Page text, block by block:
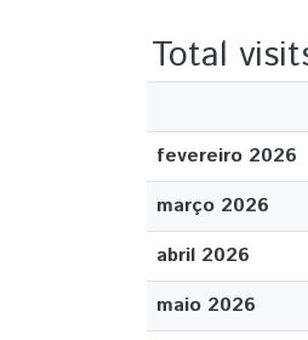
Total
fevereiro 2026
março 2026
abril 2026
maio 2026